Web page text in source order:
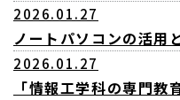
2026.01.27
ノートパソコンの活用
2026.01.27
「情報工学科の専門